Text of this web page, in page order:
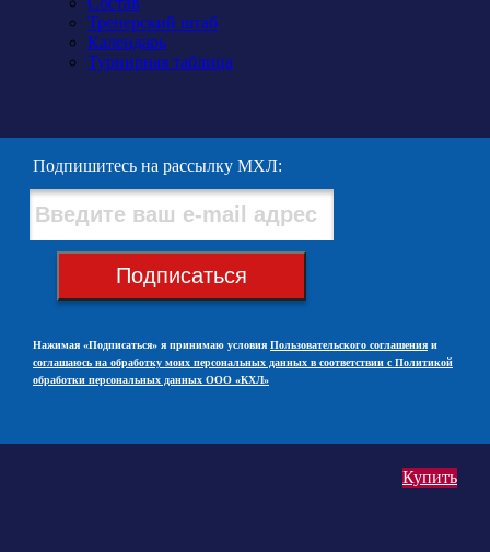
Купить
Тренерский штаб
Календарь
Турнирная таблица
Подпишитесь на рассылку МХЛ:
Подписаться
Нажимая «Подписаться» я принимаю условия Пользовательского соглашения и
соглашаюсь на обработку моих персональных данных в соответствии с Политикой
обработки персональных данных ООО «КХЛ»